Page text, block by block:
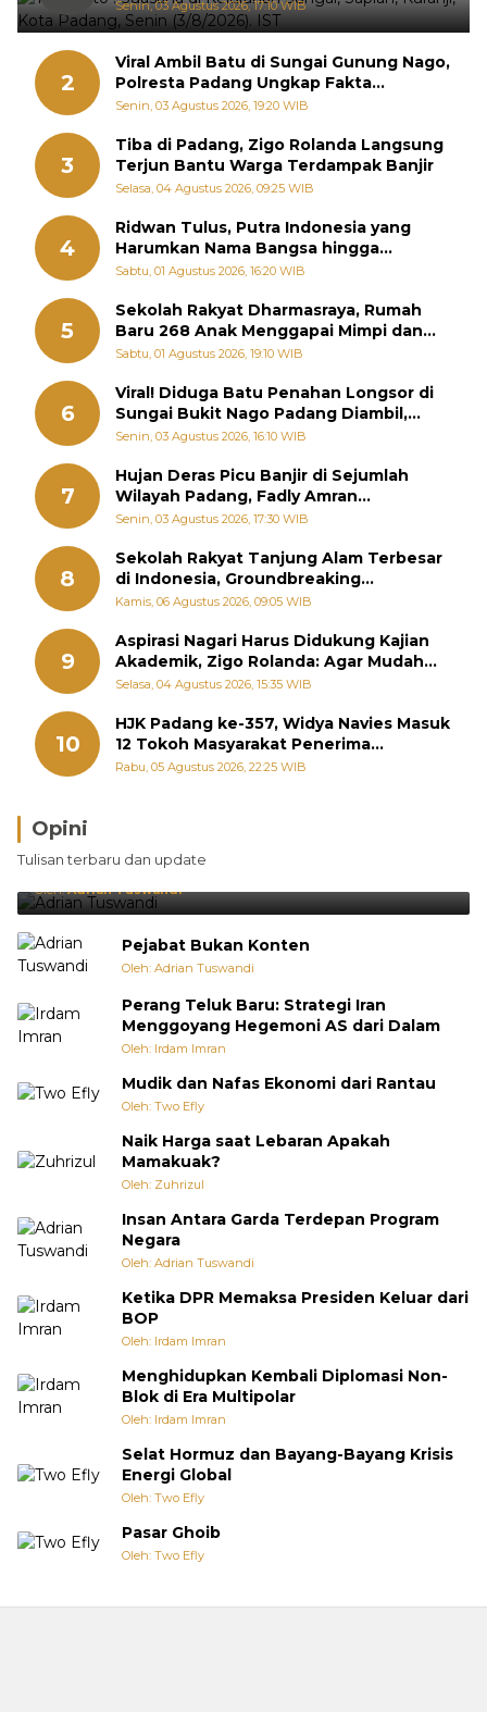
Senin, 03 Agustus 2026, 17:10 WIB
2
Viral Ambil Batu di Sungai Gunung Nago,
Polresta Padang Ungkap Fakta
Sebenarnya
Senin, 03 Agustus 2026, 19:20 WIB
3
Tiba di Padang, Zigo Rolanda Langsung
Terjun Bantu Warga Terdampak Banjir
Selasa, 04 Agustus 2026, 09:25 WIB
4
Ridwan Tulus, Putra Indonesia yang
Harumkan Nama Bangsa hingga
Diabadikan dalam Buku Jepang
Sabtu, 01 Agustus 2026, 16:20 WIB
5
Sekolah Rakyat Dharmasraya, Rumah
Baru 268 Anak Menggapai Mimpi dan
Memutus Rantai Kemiskinan
Sabtu, 01 Agustus 2026, 19:10 WIB
6
Viral! Diduga Batu Penahan Longsor di
Sungai Bukit Nago Padang Diambil,
Warga Khawatir Bencana Terulang
Senin, 03 Agustus 2026, 16:10 WIB
7
Hujan Deras Picu Banjir di Sejumlah
Wilayah Padang, Fadly Amran
Perintahkan OPD Siaga
Senin, 03 Agustus 2026, 17:30 WIB
8
Sekolah Rakyat Tanjung Alam Terbesar
di Indonesia, Groundbreaking
September
Kamis, 06 Agustus 2026, 09:05 WIB
9
Aspirasi Nagari Harus Didukung Kajian
Akademik, Zigo Rolanda: Agar Mudah
Diperjuangkan di Kementerian
Selasa, 04 Agustus 2026, 15:35 WIB
10
HJK Padang ke-357, Widya Navies Masuk
12 Tokoh Masyarakat Penerima
Penghargaan Pemko Padang
Rabu, 05 Agustus 2026, 22:25 WIB
Opini
Tulisan terbaru dan update
Brasil Lebih Diunggulkan, tetapi Jepang Selalu
Punya Cara Membuat Kejutan
Oleh:Adrian Tuswandi
Pejabat Bukan Konten
Oleh: Adrian Tuswandi
Perang Teluk Baru: Strategi Iran
Menggoyang Hegemoni AS dari Dalam
Oleh: Irdam Imran
Mudik dan Nafas Ekonomi dari Rantau
Oleh: Two Efly
Naik Harga saat Lebaran Apakah
Mamakuak?
Oleh: Zuhrizul
Insan Antara Garda Terdepan Program
Negara
Oleh: Adrian Tuswandi
Ketika DPR Memaksa Presiden Keluar dari
BOP
Oleh: Irdam Imran
Menghidupkan Kembali Diplomasi Non-
Blok di Era Multipolar
Oleh: Irdam Imran
Selat Hormuz dan Bayang-Bayang Krisis
Energi Global
Oleh: Two Efly
Pasar Ghoib
Oleh: Two Efly